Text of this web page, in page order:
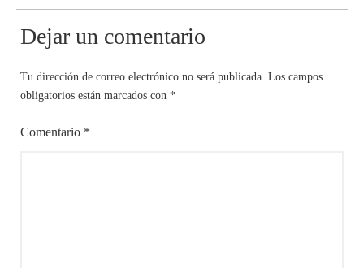
Dejar un comentario
Tu dirección de correo electrónico no será publicada. Los campos
obligatorios están marcados con *
Comentario *